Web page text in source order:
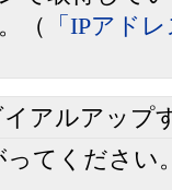
（ 「IPアド
アルアップ
てください